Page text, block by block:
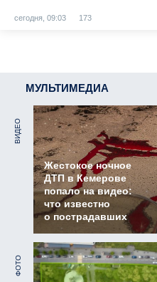
сегодня, 09:03 173
МУЛЬТИМЕДИА
ВИДЕО
Жестокое ночное
ДТП в Кемерове
попало на видео:
что известно
о пострадавших
ФОТО